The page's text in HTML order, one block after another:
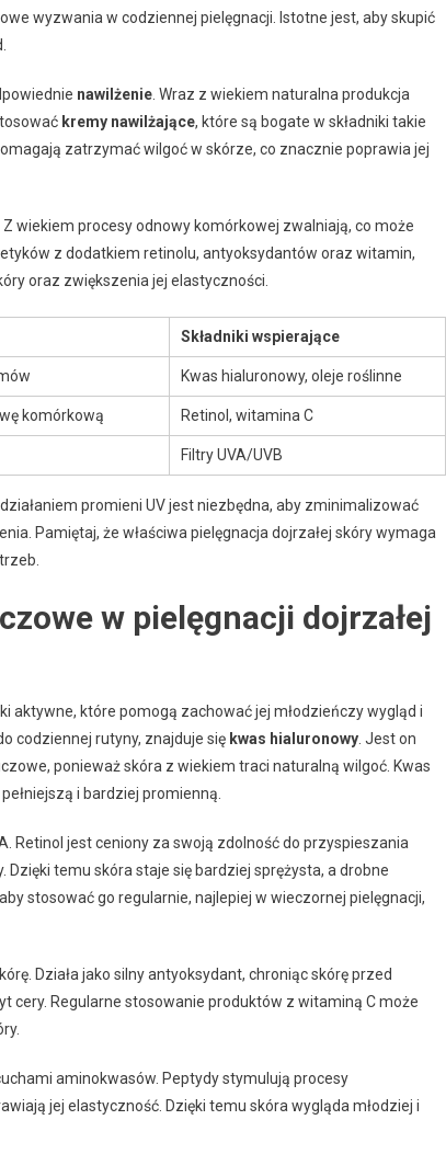
wyzwania w codziennej pielęgnacji. Istotne jest, aby skupić
nawilżenie . Wraz z wiekiem naturalna produkcja
kremy nawilżające, które są bogate w składniki takie
zatrzymać wilgoć w skórze, co znacznie poprawia jej
Z wiekiem procesy odnowy komórkowej zwalniają, co może
z dodatkiem retinolu, antyoksydantów oraz witamin,
oraz zwiększenia jej elastyczności.
Składniki wspierające
Kwas hialuronowy, oleje roślinne
komórkową Retinol, witamina C
Filtry UVA/UVB
promieni UV jest niezbędna, aby zminimalizować
Pamiętaj, że właściwa pielęgnacja dojrzałej skóry wymaga
w pielęgnacji dojrzałej
aktywne, które pomogą zachować jej młodzieńczy wygląd i
codziennej rutyny, znajduje się kwas hialuronowy . Jest on
ponieważ skóra z wiekiem traci naturalną wilgoć. Kwas
i bardziej promienną.
Retinol jest ceniony za swoją zdolność do przyspieszania
temu skóra staje się bardziej sprężysta, a drobne
stosować go regularnie, najlepiej w wieczornej pielęgnacji,
Działa jako silny antyoksydant, chroniąc skórę przed
cery. Regularne stosowanie produktów z witaminą C może
aminokwasów. Peptydy stymulują procesy
jej elastyczność. Dzięki temu skóra wygląda młodziej i